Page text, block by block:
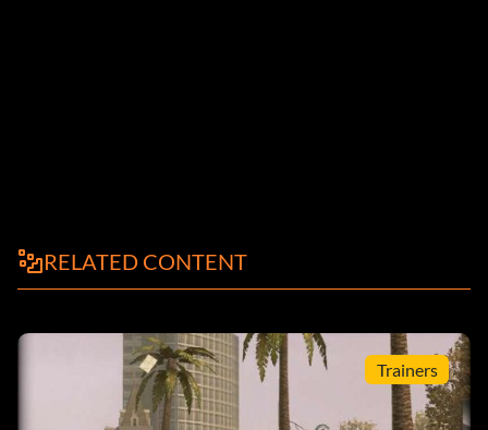
RELATED CONTENT
Trainers